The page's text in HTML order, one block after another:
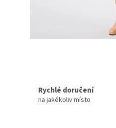
Rychlé doručení
na jakékoliv místo